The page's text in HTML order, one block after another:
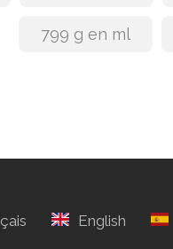
799 g en ml